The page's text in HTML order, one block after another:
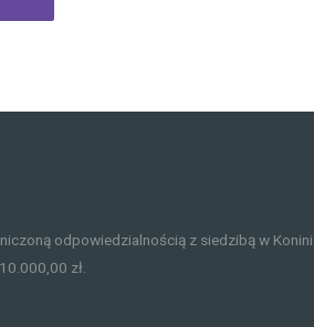
odpowiedzialnością z siedzibą w
zł.